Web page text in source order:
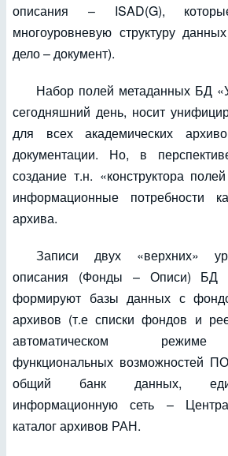
описания – ISAD(G),
многоуровневую структуру
дело – документ).
Набор полей метаданных БД
сегодняшний день, носит
для всех академических
документации. Но, в
создание т.н. «конструктора
информационные потребности
архива.
Записи двух «верхних»
описания (Фонды – Описи) БД
формируют базы данных с
архивов (т.е списки фондов и
автоматическом режиме
функциональных возможностей
общий банк данных,
информационную сеть –
каталог архивов РАН.